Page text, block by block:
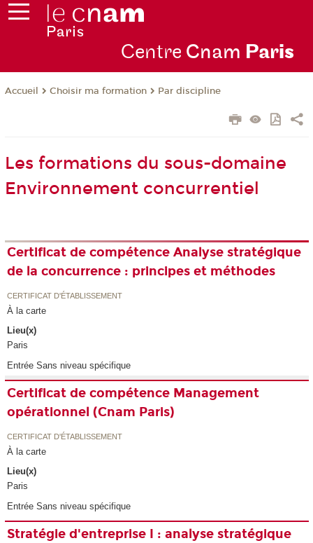
Centre Cnam Paris
Accueil Choisir ma formation Par discipline
Les formations du sous-domaine
Environnement concurrentiel
Certificat de compétence Analyse stratégique
de la concurrence : principes et méthodes
CERTIFICAT D'ÉTABLISSEMENT
À la carte
Lieu(x)
Paris
Entrée Sans niveau spécifique
Certificat de compétence Management
opérationnel (Cnam Paris)
CERTIFICAT D'ÉTABLISSEMENT
À la carte
Lieu(x)
Paris
Entrée Sans niveau spécifique
Stratégie d'entreprise I : analyse stratégique